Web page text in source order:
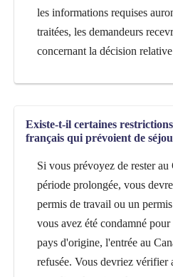
les informations requises
traitées, les demandeurs
concernant la décision
Existe-t-il certaines
français qui prévoient de
Si vous prévoyez de rester au
période prolongée, vous
permis de travail ou un
vous avez été condamné
pays d'origine, l'entrée au
refusée. Vous devriez vérifier